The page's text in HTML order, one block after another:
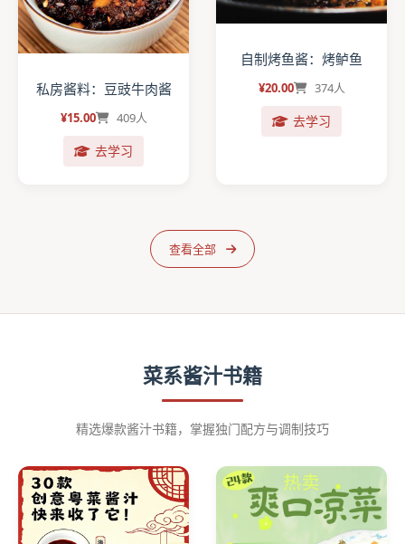
私房酱料：豆豉牛肉酱
¥15.00 409人
去学习
自制烤鱼酱：烤鲈鱼
¥20.00 374人
去学习
查看全部
菜系酱汁书籍
精选爆款酱汁书籍，掌握独门配方与调制技巧